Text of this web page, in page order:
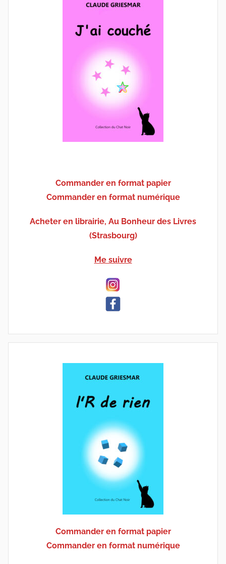
Commander en format papier
Commander en format numérique
Acheter en librairie, Au Bonheur des Livres
(Strasbourg)
Me suivre
Commander en format papier
Commander en format numérique